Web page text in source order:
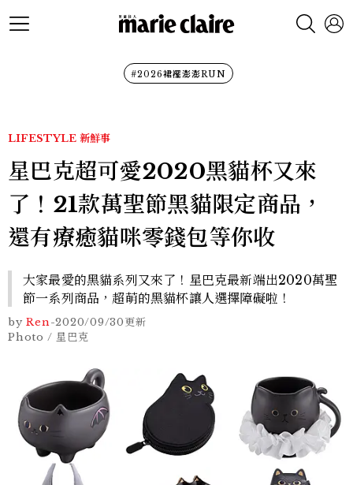
#2026裙襬澎澎RUN
LIFESTYLE 新鮮事
星巴克超可愛2020黑貓杯又來
了！21款萬聖節黑貓限定商品，
還有療癒貓咪零錢包等你收
大家最愛的黑貓系列又來了！星巴克最新端出2020萬聖
節一系列商品，超萌的黑貓杯讓人選擇障礙啦！
by Ren-2020/09/30更新
Photo / 星巴克